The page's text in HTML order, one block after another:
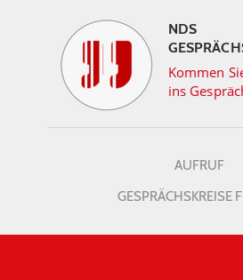
NDS
Kommen
ins
AUFRUF
GESPRÄCHSKREISE